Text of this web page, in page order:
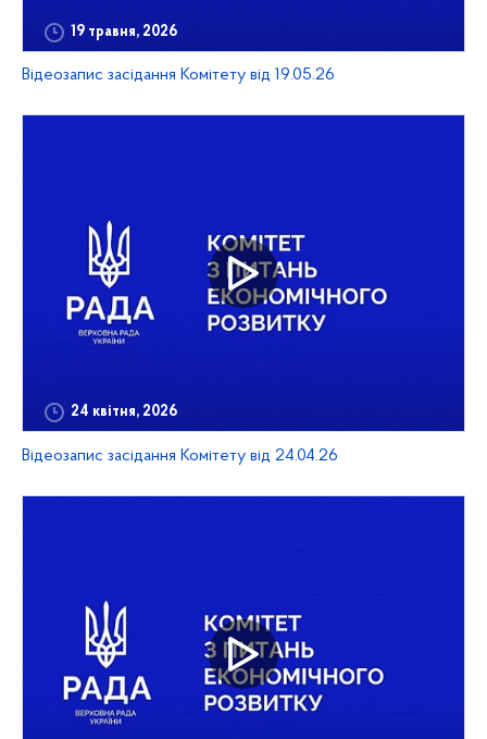
19 травня, 2026
Відеозапис засідання Комітету від 19.05.26
24 квітня, 2026
Відеозапис засідання Комітету від 24.04.26